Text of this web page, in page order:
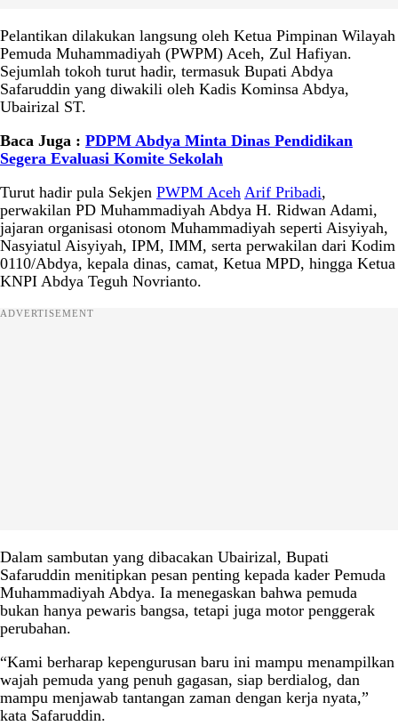
Pelantikan dilakukan langsung oleh Ketua Pimpinan Wilayah
Pemuda Muhammadiyah (PWPM) Aceh, Zul Hafiyan.
Sejumlah tokoh turut hadir, termasuk Bupati Abdya
Safaruddin yang diwakili oleh Kadis Kominsa Abdya,
Ubairizal ST.
Baca Juga : PDPM Abdya Minta Dinas Pendidikan
Segera Evaluasi Komite Sekolah
Turut hadir pula Sekjen PWPM Aceh Arif Pribadi,
perwakilan PD Muhammadiyah Abdya H. Ridwan Adami,
jajaran organisasi otonom Muhammadiyah seperti Aisyiyah,
Nasyiatul Aisyiyah, IPM, IMM, serta perwakilan dari Kodim
0110/Abdya, kepala dinas, camat, Ketua MPD, hingga Ketua
KNPI Abdya Teguh Novrianto.
ADVERTISEMENT
Dalam sambutan yang dibacakan Ubairizal, Bupati
Safaruddin menitipkan pesan penting kepada kader Pemuda
Muhammadiyah Abdya. Ia menegaskan bahwa pemuda
bukan hanya pewaris bangsa, tetapi juga motor penggerak
perubahan.
“Kami berharap kepengurusan baru ini mampu menampilkan
wajah pemuda yang penuh gagasan, siap berdialog, dan
mampu menjawab tantangan zaman dengan kerja nyata,”
kata Safaruddin.